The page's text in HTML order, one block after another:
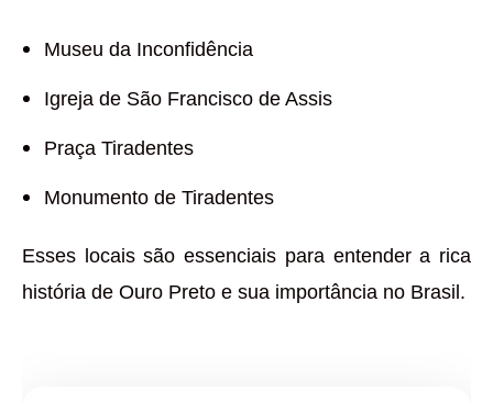
Museu da Inconfidência
Igreja de São Francisco de Assis
Praça Tiradentes
Monumento de Tiradentes
Esses locais são essenciais para entender a rica
história de Ouro Preto e sua importância no Brasil.